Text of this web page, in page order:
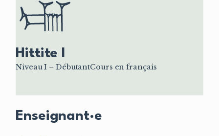
Hittite I
Niveau I – DébutantCours en français
Enseignant·e